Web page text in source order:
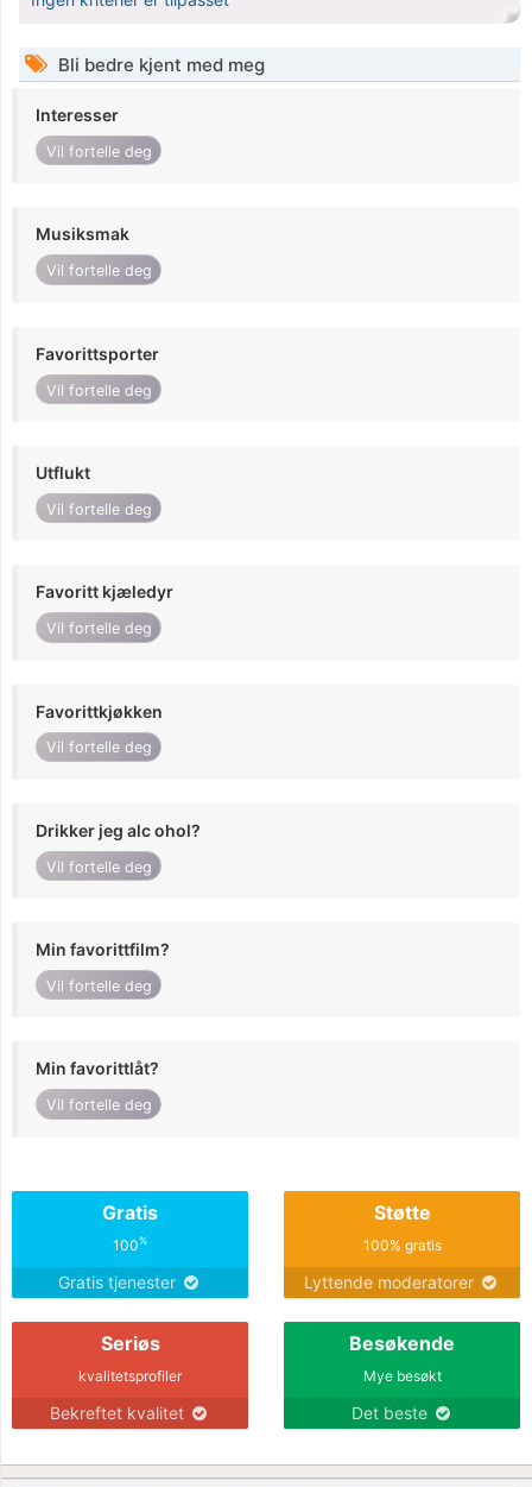
Bli bedre kjent med meg
Interesser
Vil fortelle deg
Musiksmak
Vil fortelle deg
Favorittsporter
Vil fortelle deg
Utflukt
Vil fortelle deg
Favoritt kjæledyr
Vil fortelle deg
Favorittkjøkken
Vil fortelle deg
Drikker jeg alc ohol?
Vil fortelle deg
Min favorittfilm?
Vil fortelle deg
Min favorittlåt?
Vil fortelle deg
Gratis
100%
Gratis tjenester
Støtte
100% gratis
Lyttende moderatorer
Seriøs
kvalitetsprofiler
Bekreftet kvalitet
Besøkende
Mye besøkt
Det beste